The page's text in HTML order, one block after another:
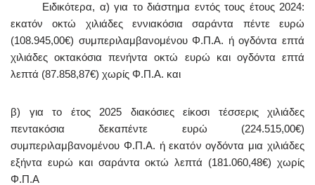
Ειδικότερα, α) για το διάστημα εντός τους έτους 2024:
εκατόν οκτώ χιλιάδες εννιακόσια σαράντα πέντε ευρώ
(108.945,00€) συμπεριλαμβανομένου Φ.Π.Α. ή ογδόντα επτά
χιλιάδες οκτακόσια πενήντα οκτώ ευρώ και ογδόντα επτά
λεπτά (87.858,87€) χωρίς Φ.Π.Α. και
β) για το έτος 2025 διακόσιες είκοσι τέσσερις χιλιάδες
πεντακόσια δεκαπέντε ευρώ (224.515,00€)
συμπεριλαμβανομένου Φ.Π.Α. ή εκατόν ογδόντα μια χιλιάδες
εξήντα ευρώ και σαράντα οκτώ λεπτά (181.060,48€) χωρίς
Φ.Π.Α